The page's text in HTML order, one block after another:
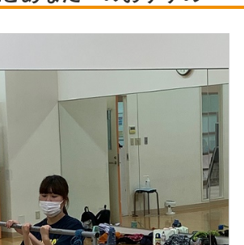
キング」ヤングナラ役
」アミナ•ミンチェ•ティエン役
ション」仁科ゆりか役
王!」魔王再降臨』アンサンブル
王!」～魔王暴走編～』アンサンブル
サー、シンガー、アクター
メントショー
」
メントショー